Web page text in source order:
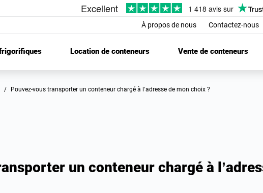
À propos de nous Contactez-nous
Location de conteneurs Vente de conteneurs
/ Pouvez-vous transporter un conteneur chargé à l’adresse de mon choix ?
un conteneur chargé à